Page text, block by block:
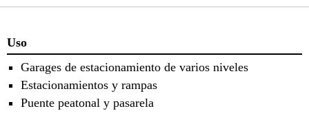
Uso
Garages de estacionamiento de varios niveles
Estacionamientos y rampas
Puente peatonal y pasarela